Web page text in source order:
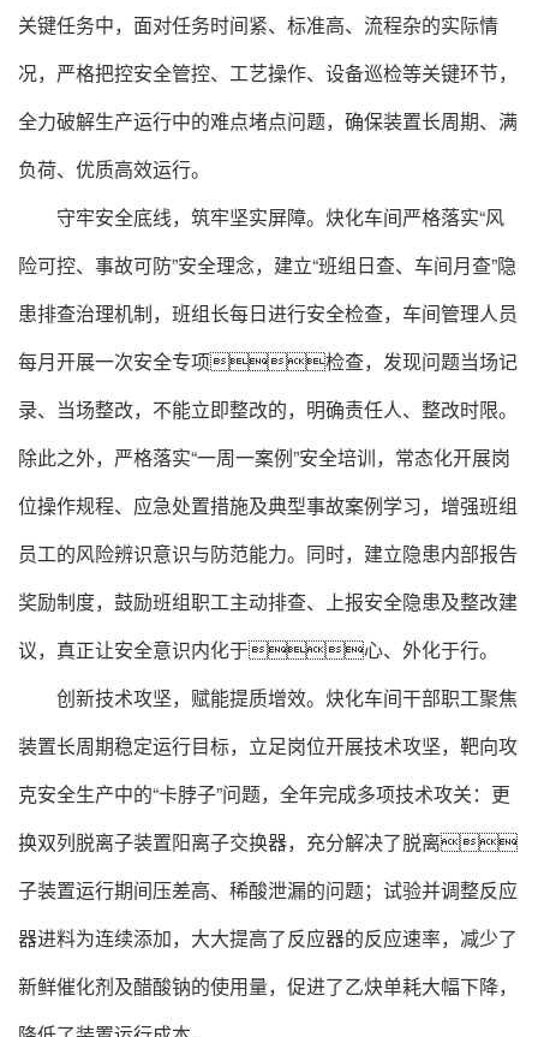
关键任务中，面对任务时间紧、标准高、流程杂的实际情
况，严格把控安全管控、工艺操作、设备巡检等关键环节，
全力破解生产运行中的难点堵点问题，确保装置长周期、满
负荷、优质高效运行。
守牢安全底线，筑牢坚实屏障。炔化车间严格落实“风
险可控、事故可防”安全理念，建立“班组日查、车间月查”隐
患排查治理机制，班组长每日进行安全检查，车间管理人员
每月开展一次安全专项检查，发现问题当场记
录、当场整改，不能立即整改的，明确责任人、整改时限。
除此之外，严格落实“一周一案例”安全培训，常态化开展岗
位操作规程、应急处置措施及典型事故案例学习，增强班组
员工的风险辨识意识与防范能力。同时，建立隐患内部报告
奖励制度，鼓励班组职工主动排查、上报安全隐患及整改建
议，真正让安全意识内化于心、外化于行。
创新技术攻坚，赋能提质增效。炔化车间干部职工聚焦
装置长周期稳定运行目标，立足岗位开展技术攻坚，靶向攻
克安全生产中的“卡脖子”问题，全年完成多项技术攻关：更
换双列脱离子装置阳离子交换器，充分解决了脱离
子装置运行期间压差高、稀酸泄漏的问题；试验并调整反应
器进料为连续添加，大大提高了反应器的反应速率，减少了
新鲜催化剂及醋酸钠的使用量，促进了乙炔单耗大幅下降，